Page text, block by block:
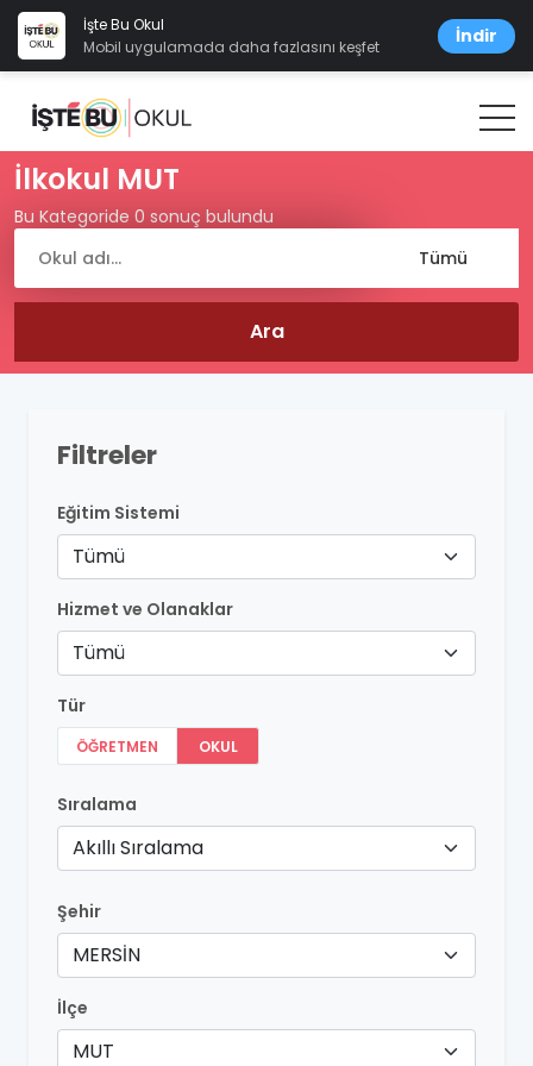
İşte Bu Okul
Mobil uygulamada daha fazlasını keşfet
İndir
İlkokul MUT
Bu Kategoride 0 sonuç bulundu
Filtreler
Eğitim Sistemi
Tümü
Hizmet ve Olanaklar
Tümü
Tür
ÖĞRETMEN OKUL
Sıralama
Akıllı Sıralama
Şehir
MERSİN
İlçe
MUT